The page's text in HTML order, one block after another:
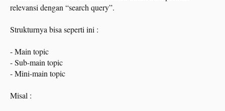
relevansi dengan “search query”.
Strukturnya bisa seperti ini :
- Main topic
- Sub-main topic
- Mini-main topic
Misal :